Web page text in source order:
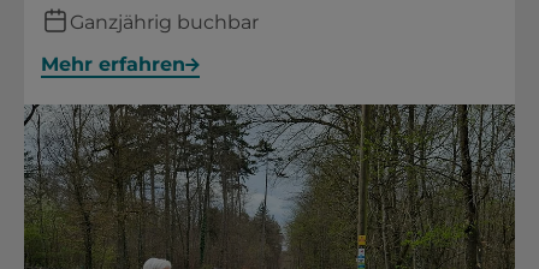
Ganzjährig buchbar
Mehr erfahren